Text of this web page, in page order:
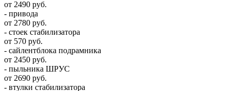
от 2490 руб.
- привода
от 2780 руб.
- стоек стабилизатора
от 570 руб.
- сайлентблока подрамника
от 2450 руб.
- пыльника ШРУС
от 2690 руб.
- втулки стабилизатора